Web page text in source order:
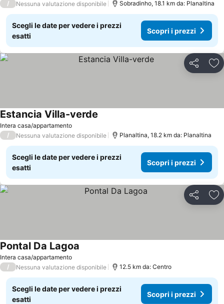
/ Nessuna valutazione disponibile Sobradinho, 18.1 km da: Planaltina
Scegli le date per vedere i prezzi
esatti
Scopri i prezzi
Condividi
Intera casa/appartamento
Estancia Villa-verde
/ Nessuna valutazione disponibile Planaltina, 18.2 km da: Planaltina
Scegli le date per vedere i prezzi
esatti
Scopri i prezzi
Condividi
Intera casa/appartamento
Pontal Da Lagoa
/ Nessuna valutazione disponibile 12.5 km da: Centro
Scegli le date per vedere i prezzi
esatti
Scopri i prezzi